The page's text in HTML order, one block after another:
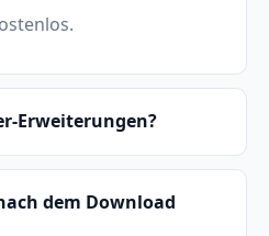
Erweiterungen?
dem Download